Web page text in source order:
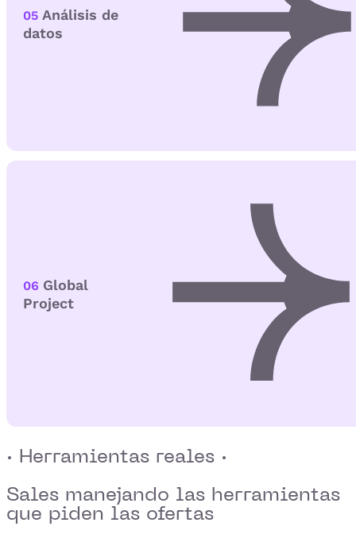
05 Análisis de
datos
06 Global
Project
· Herramientas reales ·
Sales manejando las herramientas
que piden las ofertas